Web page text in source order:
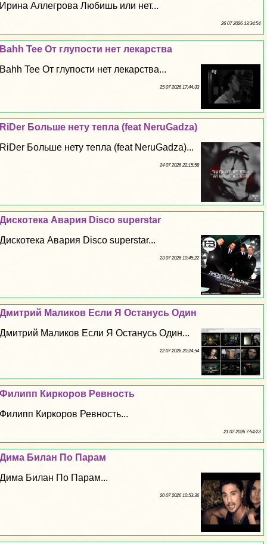
Ирина Аллегрова Любишь или нет...
26 07 2026 13:34:54
Bahh Tee От глупости нет лекарства
Bahh Tee От глупости нет лекарства...
25 07 2026 17:44:33
RiDer Больше нету тепла (feat NeruGadza)
RiDer Больше нету тепла (feat NeruGadza)...
24 07 2026 22:15:58
Дискотека Авария Disco superstar
Дискотека Авария Disco superstar...
23 07 2026 10:45:22
Дмитрий Маликов Если Я Остaнycь Один
Дмитрий Маликов Если Я Остaнycь Один...
22 07 2026 20:24:54
Филипп Киркоров Ревность
Филипп Киркоров Ревность...
21 07 2026 7:54:23
Дима Билан По Парам
Дима Билан По Парам...
20 07 2026 10:53:36